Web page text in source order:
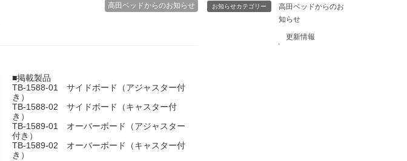
高田ベッドからのお知らせ
■掲載製品
TB-1588-01 サイドボード（アジャスター付
き）
TB-1588-02 サイドボード（キャスター付
き）
TB-1589-01 オーバーボード（アジャスター
付き）
TB-1589-02 オーバーボード（キャスター付
き）
お知らせカテゴリー
高田ベッドからのお
知らせ
、
更新情報